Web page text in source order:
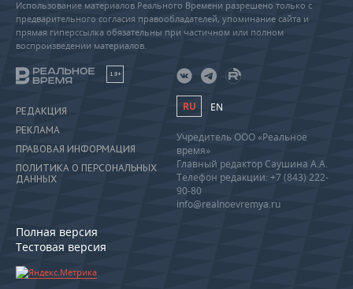
Использование материалов Реального Времени разрешено только с
предварительного согласия правообладателей, упоминание сайта и
прямая гиперссылка обязательны при частичном или полном
воспроизведении материалов.
18+
РЕДАКЦИЯ
РЕКЛАМА
ПРАВОВАЯ ИНФОРМАЦИЯ
ПОЛИТИКА О ПЕРСОНАЛЬНЫХ
ДАННЫХ
Полная версия
Тестовая версия
RU EN
Учредитель ООО «Реальное
время»
Главный редактор Саушина А.А.
Телефон редакции: +7 (843) 222-
90-80
info@realnoevremya.ru